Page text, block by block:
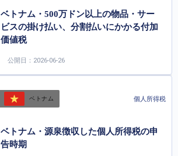
ベトナム・500万ドン以上の物品・サー
ビスの掛け払い、分割払いにかかる付加
価値税
公開日：2026-06-26
ベトナム 個人所得税
ベトナム・源泉徴収した個人所得税の申
告時期